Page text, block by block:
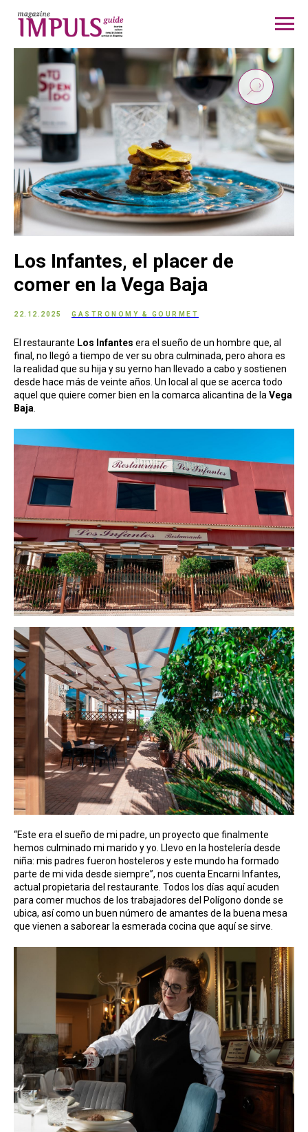
Los Infantes, el placer de
comer en la Vega Baja
22.12.2025 GASTRONOMY & GOURMET
El restaurante Los Infantes era el sueño de un hombre que, al
final, no llegó a tiempo de ver su obra culminada, pero ahora es
la realidad que su hija y su yerno han llevado a cabo y sostienen
desde hace más de veinte años. Un local al que se acerca todo
aquel que quiere comer bien en la comarca alicantina de la Vega
Baja
“Este era el sueño de mi padre, un proyecto que finalmente
hemos culminado mi marido y yo. Llevo en la hostelería desde
niña: mis padres fueron hosteleros y este mundo ha formado
parte de mi vida desde siempre”, nos cuenta Encarni Infantes,
actual propietaria del restaurante. Todos los días aquí acuden
para comer muchos de los trabajadores del Polígono donde se
ubica, así como un buen número de amantes de la buena mesa
que vienen a saborear la esmerada cocina que aquí se sirve.